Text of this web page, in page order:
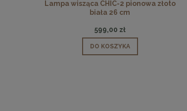
Lampa wisząca CHIC-2 pionowa złoto
biała 26 cm
599,00 zł
DO KOSZYKA